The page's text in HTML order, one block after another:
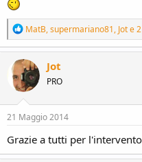
R
e
a
c
t
i
o
n
s
MatB,supermariano81, Jote
Jot
PRO
21 Maggio 2014
Grazie a tutti per